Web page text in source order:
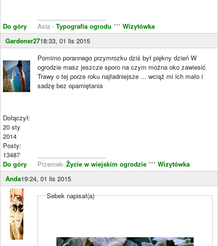
Do góry
Asia - Typografia ogrodu *** Wizytówka
Gardener2718:33, 01 lis 2015
Dołączył:
20 sty
2014
Posty:
13487
Do góry
Pomimo porannego przymrozku dziś był piękny dzień W
ogrodzie masz jeszcze sporo na czym można oko zawiesić
Trawy o tej porze roku najładniejsze ... wciąż mi ich mało i
sadzę bez opamiętania
Przemek- Życie w wiejskim ogrodzie *** Wizytówka
Anda19:24, 01 lis 2015
Sebek napisał(a)